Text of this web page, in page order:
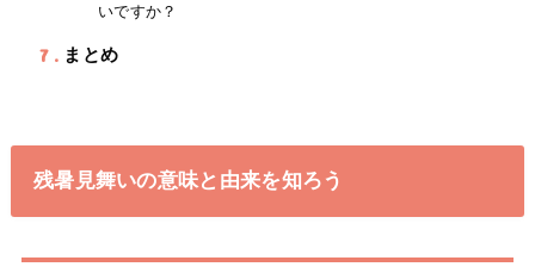
いですか？
7 まとめ
残暑見舞いの意味と由来を知ろう